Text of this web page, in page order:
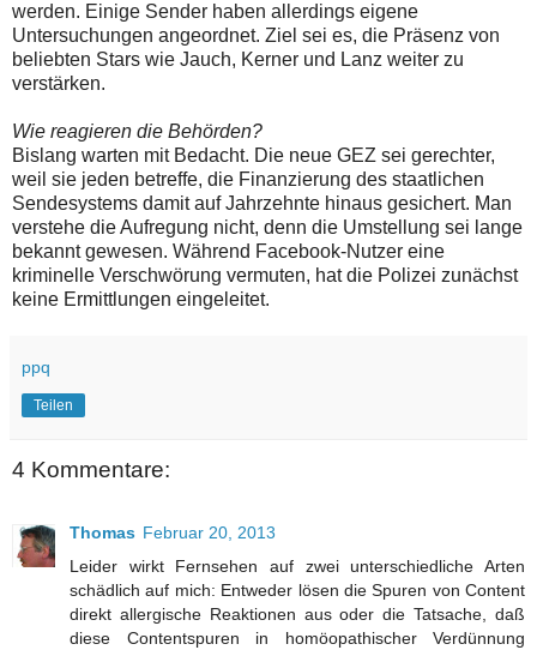
werden. Einige Sender haben allerdings eigene
Untersuchungen angeordnet. Ziel sei es, die Präsenz von
beliebten Stars wie Jauch, Kerner und Lanz weiter zu
verstärken.
Wie reagieren die Behörden?
Bislang warten mit Bedacht. Die neue GEZ sei gerechter,
weil sie jeden betreffe, die Finanzierung des staatlichen
Sendesystems damit auf Jahrzehnte hinaus gesichert. Man
verstehe die Aufregung nicht, denn die Umstellung sei lange
bekannt gewesen. Während Facebook-Nutzer eine
kriminelle Verschwörung vermuten, hat die Polizei zunächst
keine Ermittlungen eingeleitet.
ppq
Teilen
4 Kommentare:
Thomas Februar 20, 2013
Leider wirkt Fernsehen auf zwei unterschiedliche Arten
schädlich auf mich: Entweder lösen die Spuren von Content
direkt allergische Reaktionen aus oder die Tatsache, daß
diese Contentspuren in homöopathischer Verdünnung